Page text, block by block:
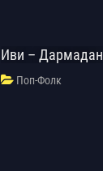
Иви – Дармадан
Поп-Фолк